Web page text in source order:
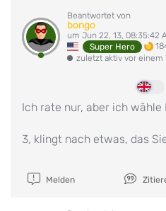
Beantwortet von
bongo
um Jun 22, 13, 08:35:42
Super Hero
zuletzt aktiv vor einem
Ich rate nur, aber ich wähle
3, klingt nach etwas, das
Melden